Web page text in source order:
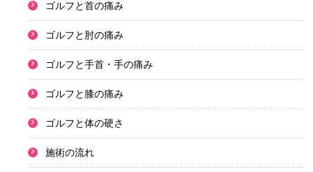
ゴルフと首の痛み
ゴルフと肘の痛み
ゴルフと手首・手の痛み
ゴルフと膝の痛み
ゴルフと体の硬さ
施術の流れ